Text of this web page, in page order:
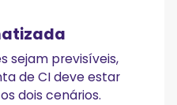
sejam previsíveis,
de CI deve estar
dois cenários.